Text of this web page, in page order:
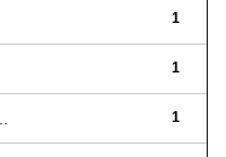
1
1
1